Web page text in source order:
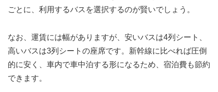
ごとに、利用するバスを選択するのが賢いでしょう。
なお、運賃には幅がありますが、安いバスは4列シート、
高いバスは3列シートの座席です。新幹線に比べれば圧倒
的に安く、車内で車中泊する形になるため、宿泊費も節約
できます。